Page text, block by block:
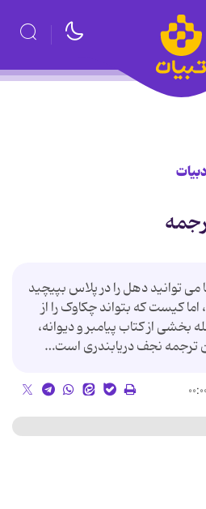
توانید دهل را در پلاس بپیچید
اما کیست که بتواند چکاوک را از
بخشى از کتاب پیامبر و دیوانه،
ترجمه نجف دریابندرى است…